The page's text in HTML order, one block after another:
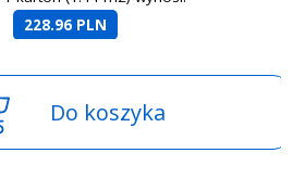
228.96 PLN
Do koszyka